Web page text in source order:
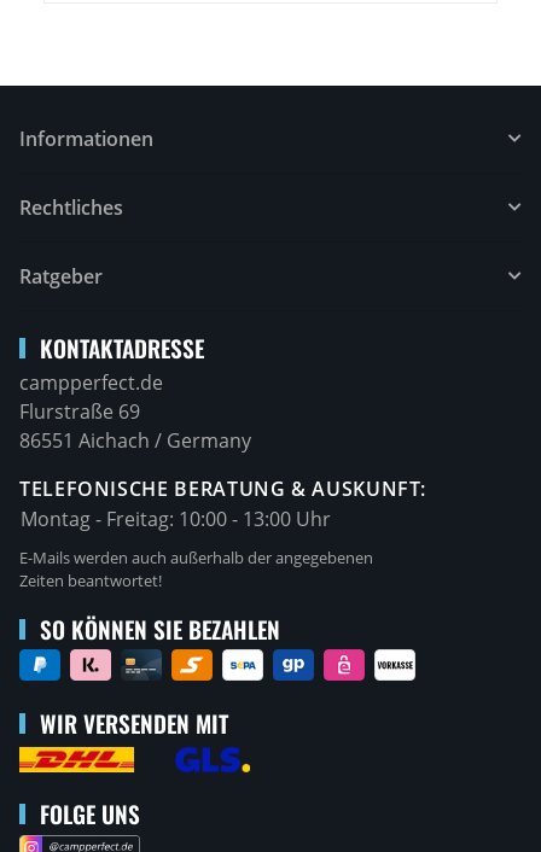
Informationen
Rechtliches
Ratgeber
KONTAKTADRESSE
campperfect.de
Flurstraße 69
86551 Aichach / Germany
TELEFONISCHE BERATUNG & AUSKUNFT:
Montag - Freitag: 10:00 - 13:00 Uhr
E-Mails werden auch außerhalb der angegebenen
Zeiten beantwortet!
SO KÖNNEN SIE BEZAHLEN
WIR VERSENDEN MIT
FOLGE UNS